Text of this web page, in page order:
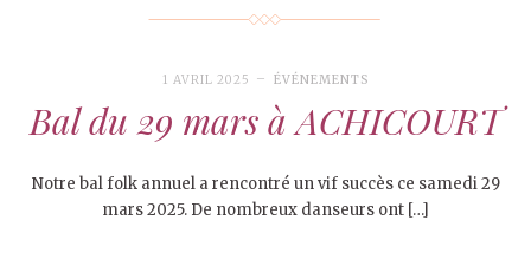
1 AVRIL 2025 ÉVÉNEMENTS
Bal du 29 mars à ACHICOURT
Notre bal folk annuel a rencontré un vif succès ce samedi 29
mars 2025. De nombreux danseurs ont […]